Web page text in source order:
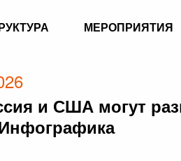
МЕРОПРИЯТИЯ
и США могут